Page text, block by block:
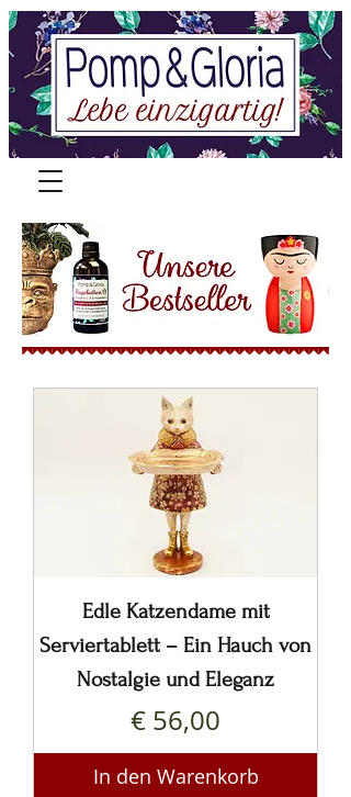
Edle Katzendame mit
Serviertablett – Ein Hauch von
Nostalgie und Eleganz
Preis
€ 56,00
In den Warenkorb